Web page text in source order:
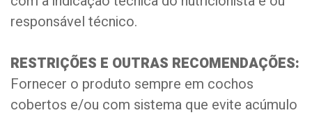
responsável técnico.
RESTRIÇÕES E OUTRAS RECOMENDAÇÕES:
Fornecer o produto sempre em cochos
cobertos e/ou com sistema que evite acúmulo